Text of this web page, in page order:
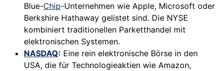
Blue-Chip-Unternehmen wie Apple, Microsoft oder
Berkshire Hathaway gelistet sind. Die NYSE
kombiniert traditionellen Parketthandel mit
elektronischen Systemen.
NASDAQ: Eine rein elektronische Börse in den
USA, die für Technologieaktien wie Amazon,